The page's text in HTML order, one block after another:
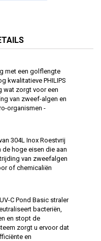
met een golflengte
kwalitatieve PHILIPS
wat zorgt voor een
van zweef-algen en
organismen -
304L Inox Roestvrij
hoge eisen die aan
van zweefalgen
of chemicaliën
C Pond Basic straler
bacteriën,
en stopt de
zorgt u ervoor dat
en